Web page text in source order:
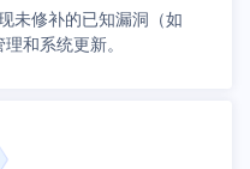
未修补的已知漏洞（如
和系统更新。